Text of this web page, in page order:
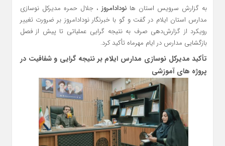
به گزارش سرویس استان ها نودادامروز، جلال حمره مدیرکل نوسازی
مدارس استان ایلام در گفت و گو با خبرنگار نودادامروز بر ضرورت تغییر
رویکرد از گزارش‌دهی صرف به نتیجه‌ گرایی عملیاتی تا پیش از فصل
بازگشایی مدارس در ایام مهرماه تأکید کرد.
تأکید مدیرکل نوسازی مدارس ایلام بر نتیجه‌ گرایی و شفافیت در
پروژه‌ های آموزشی